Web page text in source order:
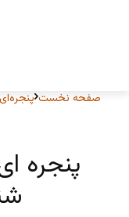
صفحه نخست
پنجره
شنبه